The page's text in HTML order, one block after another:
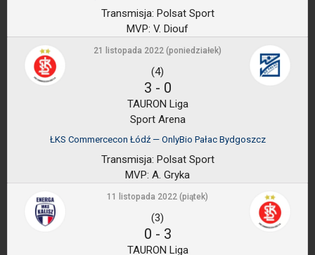
Transmisja: Polsat Sport
MVP: V. Diouf
21 listopada 2022 (poniedziałek)
(4)
3 - 0
TAURON Liga
Sport Arena
ŁKS Commercecon Łódź — OnlyBio Pałac Bydgoszcz
Transmisja: Polsat Sport
MVP: A. Gryka
11 listopada 2022 (piątek)
(3)
0 - 3
TAURON Liga